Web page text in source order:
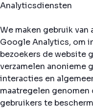
Analyticsdiensten
We maken gebruik
Google Analytics, om
bezoekers de website
verzamelen anonieme
interacties en
maatregelen genomen
gebruikers te